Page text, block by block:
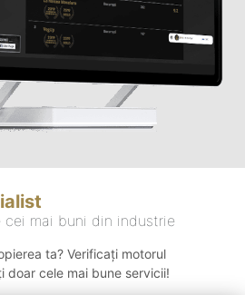
cei mai buni din industrie
ta? Verificați motorul
doar cele mai bune servicii!